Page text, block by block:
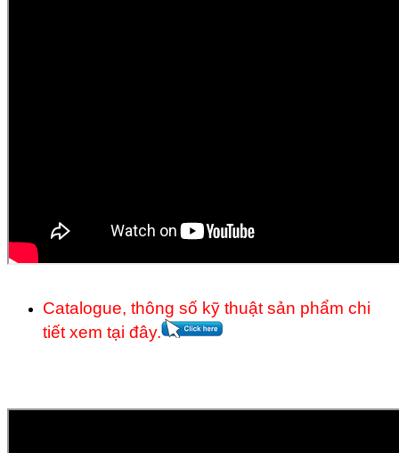
Catalogue, thông số kỹ thuật sản phẩm chi
tiết xem tại đây.